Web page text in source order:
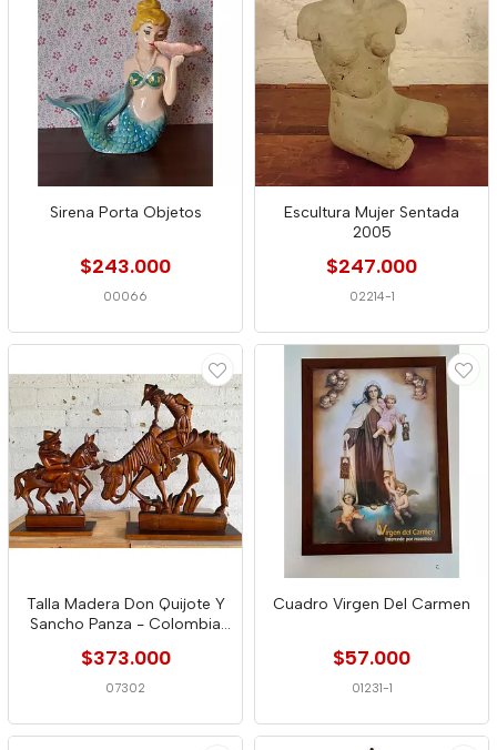
Sirena Porta Objetos
$243.000
00066
Escultura Mujer Sentada
2005
$247.000
02214-1
Talla Madera Don Quijote Y
Sancho Panza - Colombia
$373.000
07302
Cuadro Virgen Del Carmen
$57.000
01231-1